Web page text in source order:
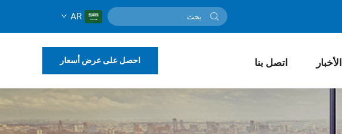
AR
الأخبار اتصل بنا احصل على عرض أسعار